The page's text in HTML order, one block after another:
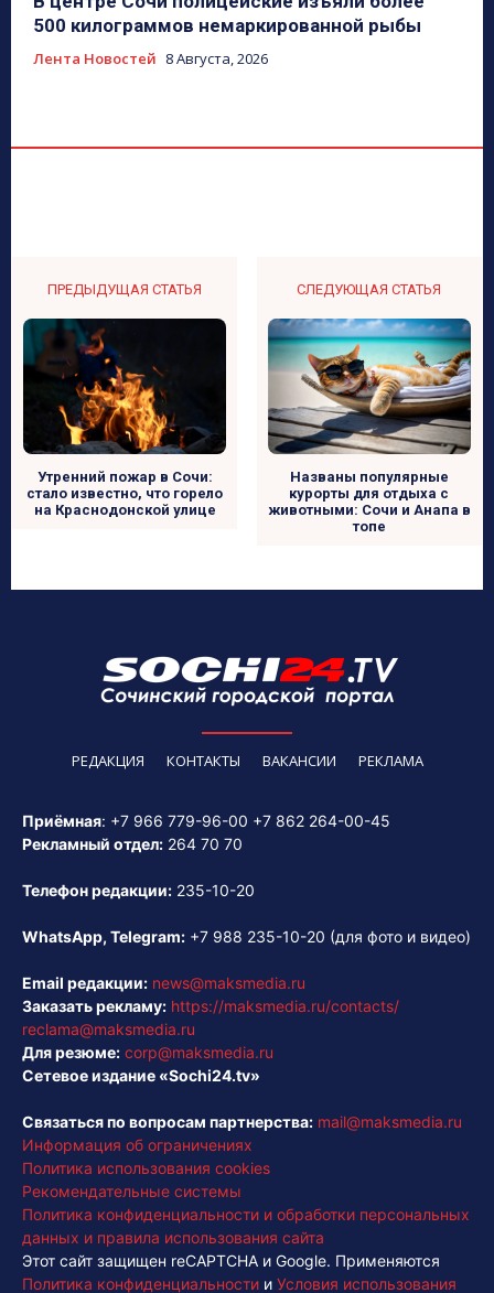
500 килограммов немаркированной рыбы
Лента Новостей 8 Августа, 2026
ПРЕДЫДУЩАЯ СТАТЬЯ
Утренний пожар в Сочи:
стало известно, что горело
на Краснодонской улице
СЛЕДУЮЩАЯ СТАТЬЯ
Названы популярные
курорты для отдыха с
животными: Сочи и Анапа в
топе
РЕДАКЦИЯ КОНТАКТЫ ВАКАНСИИ РЕКЛАМА
Приёмная: +7 966 779-96-00 +7 862 264-00-45
Рекламный отдел: 264 70 70
Телефон редакции: 235-10-20
WhatsApp, Telegram: +7 988 235-10-20 (для фото и видео)
Email редакции: news@maksmedia.ru
Заказать рекламу: https://maksmedia.ru/contacts/
reclama@maksmedia.ru
Для резюме: corp@maksmedia.ru
Сетевое издание «Sochi24.tv»
Связаться по вопросам партнерства: mail@maksmedia.ru
Информация об ограничениях
Политика использования cookies
Рекомендательные системы
Политика конфиденциальности и обработки персональных
данных и правила использования сайта
Этот сайт защищен reCAPTCHA и Google. Применяются
Политика конфиденциальности и Условия использования